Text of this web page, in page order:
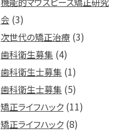
会 (3)
次世代の矯正治療 (3)
歯科衛生募集 (4)
歯科衛生士募集 (1)
歯科衛生士募集 (5)
矯正ライフハック (11)
矯正ライフハック (8)